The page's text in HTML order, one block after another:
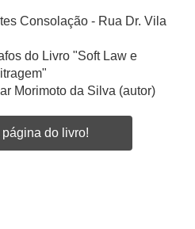
Consolação - Rua Dr. Vila
do Livro "Soft Law e
Morimoto da Silva (autor)
do livro!